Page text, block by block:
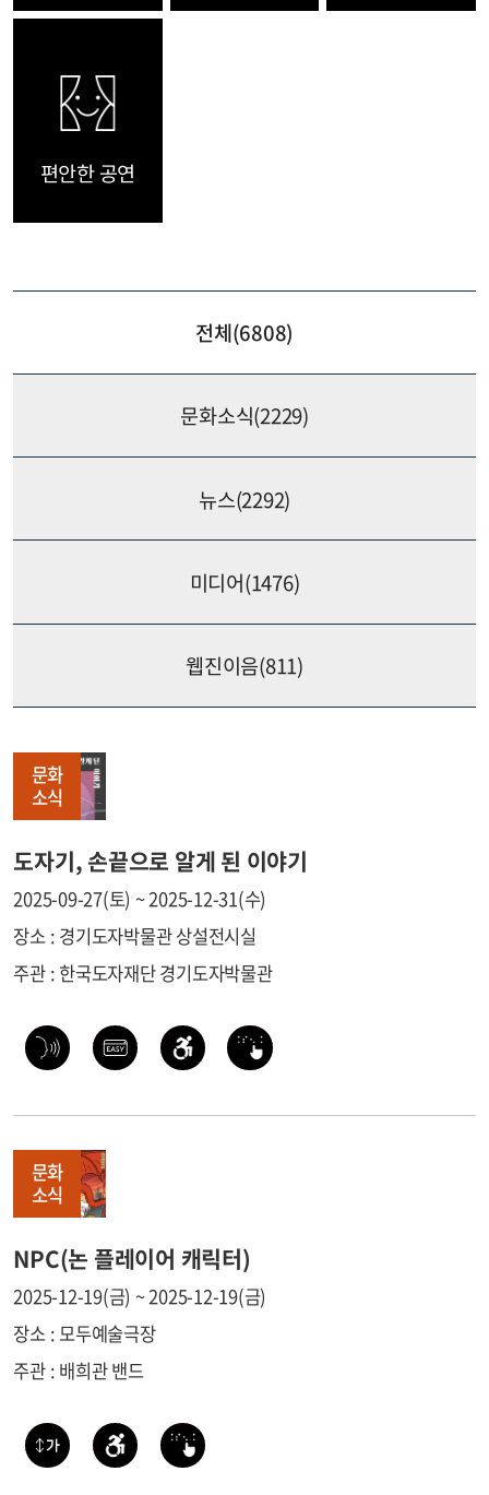
편안한 공연
전체(6808)
문화소식(2229)
뉴스(2292)
미디어(1476)
웹진이음(811)
문화
소식
도자기, 손끝으로 알게 된 이야기
2025-09-27(토) ~ 2025-12-31(수)
장소 : 경기도자박물관 상설전시실
주관 : 한국도자재단 경기도자박물관
문화
소식
NPC(논 플레이어 캐릭터)
2025-12-19(금) ~ 2025-12-19(금)
장소 : 모두예술극장
주관 : 배희관 밴드